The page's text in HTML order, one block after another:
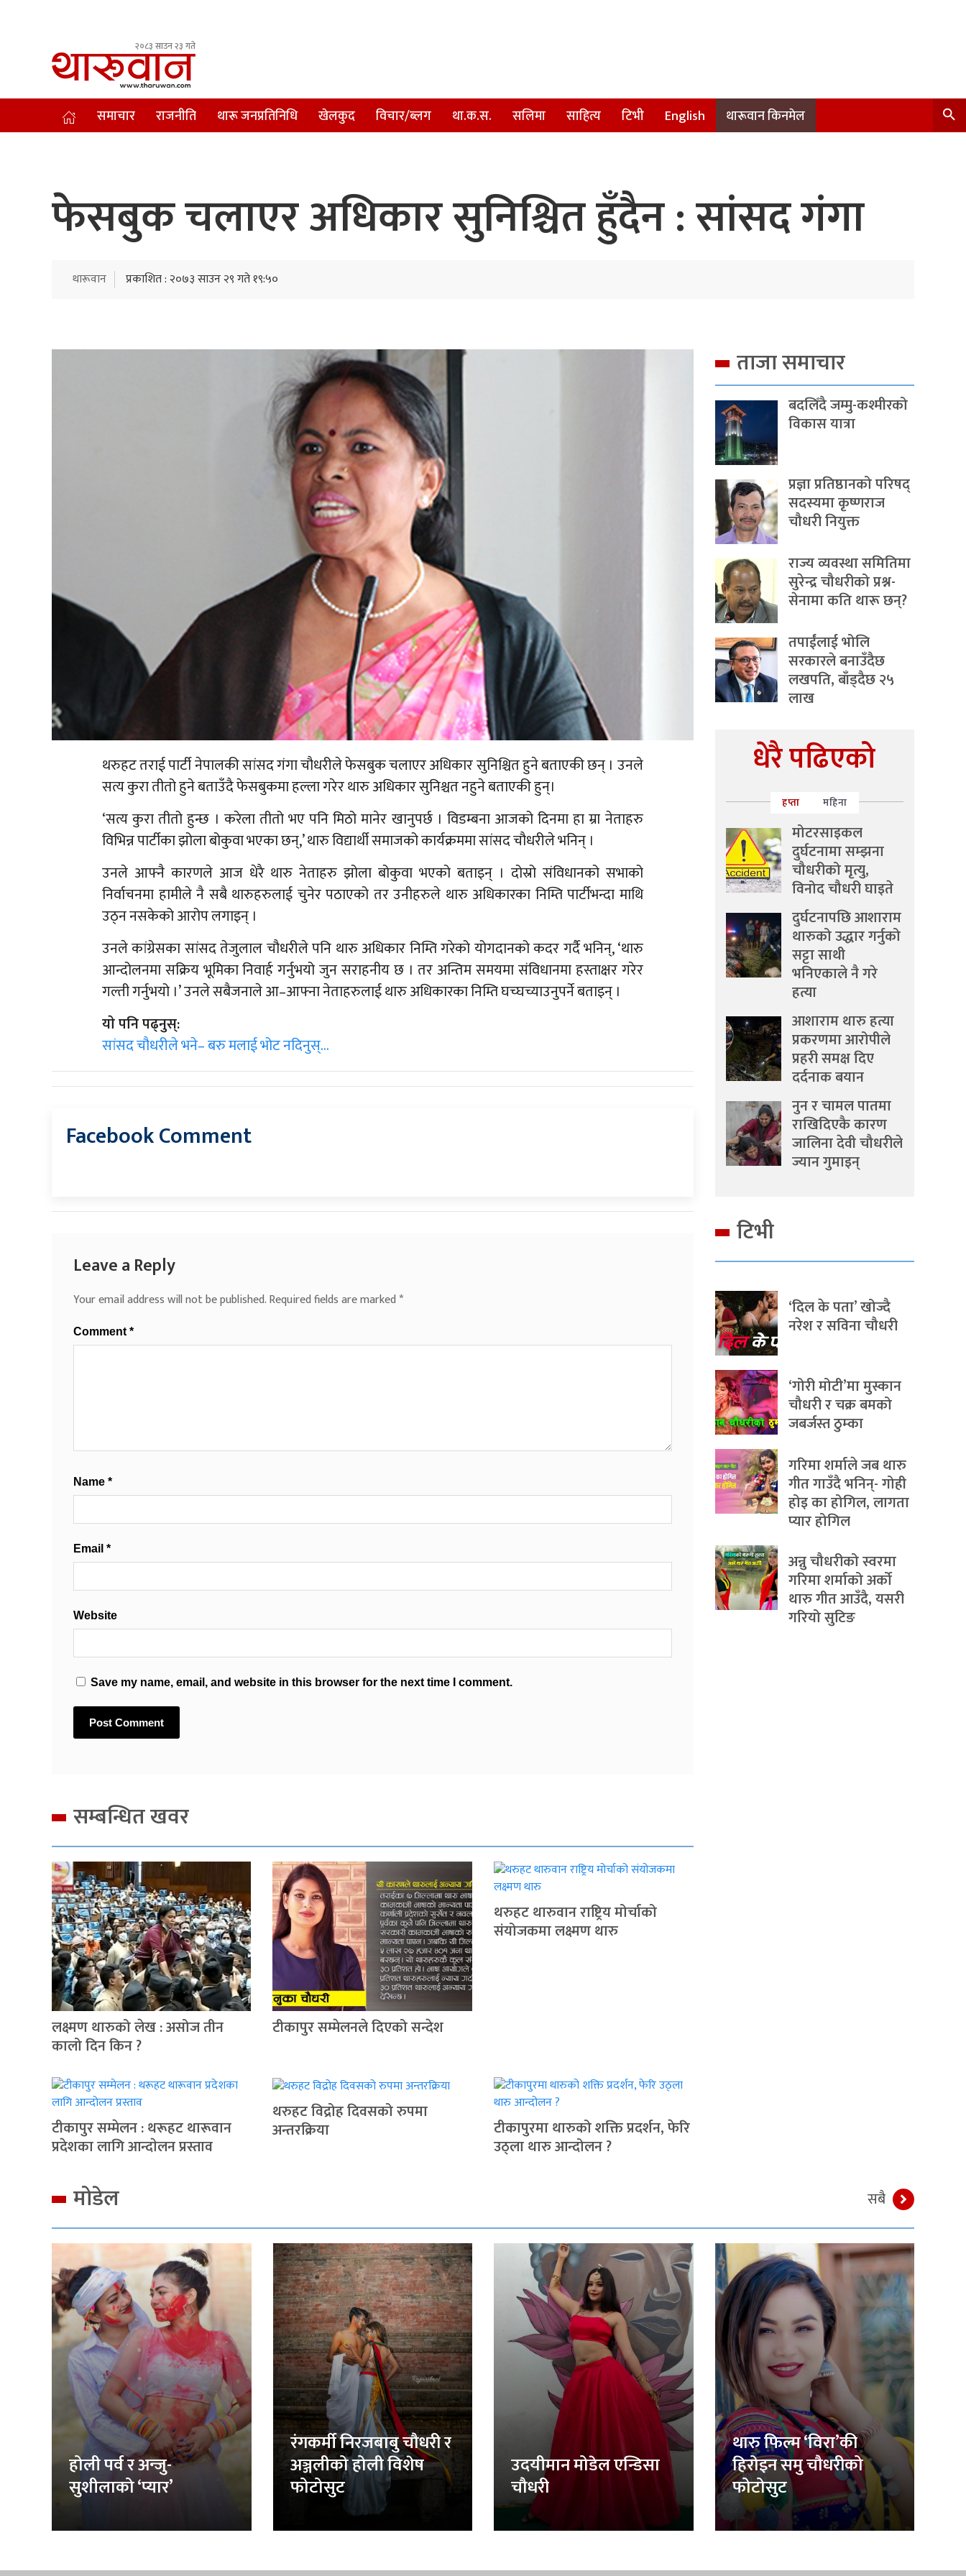
२०८३ साउन २३ गते
Leading Newsportal from Tharu Community Nepal.
समाचार राजनीति थारू जनप्रतिनिधि खेलकुद विचार/ब्लग था.क.स. सलिमा साहित्य टिभी English थारूवान किनमेल
फेसबुक चलाएर अधिकार सुनिश्चित हुँदैन : सांसद गंगा
थारूवान प्रकाशित : २०७३ साउन २९ गते १९:५०
थरुहट तराई पार्टी नेपालकी सांसद गंगा चौधरीले फेसबुक चलाएर अधिकार सुनिश्चित हुने बताएकी छन् । उनले
सत्य कुरा तीतो हुने बताउँदै फेसबुकमा हल्ला गरेर थारु अधिकार सुनिश्चत नहुने बताएकी हुन्।
‘सत्य कुरा तीतो हुन्छ । करेला तीतो भए पनि मिठो मानेर खानुपर्छ । विडम्बना आजको दिनमा हा म्रा नेताहरु
विभिन्न पार्टीका झोला बोकुवा भएका छन्,’ थारु विद्यार्थी समाजको कार्यक्रममा सांसद चौधरीले भनिन् ।
उनले आफ्नै कारणले आज धेरै थारु नेताहरु झोला बोकुवा भएको बताइन् । दोस्रो संविधानको सभाको
निर्वाचनमा हामीले नै सबै थारुहरुलाई चुनेर पठाएको तर उनीहरुले थारु अधिकारका निम्ति पार्टीभन्दा माथि
उठ्न नसकेको आरोप लगाइन् ।
उनले कांग्रेसका सांसद तेजुलाल चौधरीले पनि थारु अधिकार निम्ति गरेको योगदानको कदर गर्दै भनिन्, ‘थारु
आन्दोलनमा सक्रिय भूमिका निवार्ह गर्नुभयो जुन सराहनीय छ । तर अन्तिम समयमा संविधानमा हस्ताक्षर गरेर
गल्ती गर्नुभयो ।’ उनले सबैजनाले आ–आफ्ना नेताहरुलाई थारु अधिकारका निम्ति घच्घच्याउनुपर्ने बताइन् ।
याे पनि पढ्नुस्:
सांसद चौधरीले भने– बरु मलाई भोट नदिनुस्…
Facebook Comment
Leave a Reply
Your email address will not be published.Required fields are marked*
Comment*
Name *
Email *
Website
Save my name, email, and website in this browser for the next time I comment.
सम्बन्धित खवर
लक्ष्मण थारुको लेख : असोज तीन
कालो दिन किन ?
टीकापुर सम्मेलनले दिएको सन्देश
थरुहट थारुवान राष्ट्रिय मोर्चाको
संयोजकमा लक्ष्मण थारु
टीकापुर सम्मेलन : थरूहट थारूवान
प्रदेशका लागि आन्दाेलन प्रस्ताव
थरुहट विद्रोह दिवसको रुपमा
अन्तरक्रिया टीकापुरमा थारुको शक्ति प्रदर्शन, फेरि
उठ्ला थारु आन्दोलन ?
ताजा समाचार
बदलिँदै जम्मु-कश्मीरको
विकास यात्रा
प्रज्ञा प्रतिष्ठानको परिषद्
सदस्यमा कृष्णराज
चौधरी नियुक्त
राज्य व्यवस्था समितिमा
सुरेन्द्र चौधरीको प्रश्न-
सेनामा कति थारू छन्?
तपाईंलाई भोलि
सरकारले बनाउँदैछ
लखपति, बाँड्दैछ २५
लाख
धेरै पढिएको
हप्ता महिना
मोटरसाइकल
दुर्घटनामा सम्झना
चौधरीको मृत्यु,
विनोद चौधरी घाइते
दुर्घटनापछि आशाराम
थारुको उद्धार गर्नुको
सट्टा साथी
भनिएकाले नै गरे
हत्या
आशाराम थारु हत्या
प्रकरणमा आरोपीले
प्रहरी समक्ष दिए
दर्दनाक बयान
नुन र चामल पातमा
राखिदिएकै कारण
जालिना देवी चौधरीले
ज्यान गुमाइन्
टिभी
‘दिल के पता’ खोज्दै
नरेश र सविना चौधरी
‘गोरी मोटी’मा मुस्कान
चौधरी र चक्र बमको
जबर्जस्त ठुम्का
गरिमा शर्माले जब थारु
गीत गाउँदै भनिन्- गोही
होइ का होगिल, लागता
प्यार होगिल
अन्नु चौधरीको स्वरमा
गरिमा शर्माको अर्को
थारु गीत आउँदै, यसरी
गरियो सुटिङ
मोडेल सबै
होली पर्व र अन्जु-
सुशीलाको ‘प्यार’
रंगकर्मी निरजबाबु चौधरी र
अञ्जलीको होली विशेष
फोटोसुट
उदयीमान मोडेल एन्डिसा
चौधरी
थारु फिल्म ‘विरा’की
हिरोइन समु चौधरीको
फोटोसुट